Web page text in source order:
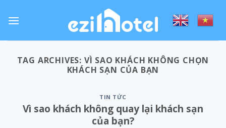
TAG ARCHIVES: VÌ SAO KHÁCH KHÔNG CHỌN
KHÁCH SẠN CỦA BẠN
TIN TỨC
Vì sao khách không quay lại khách sạn
của bạn?